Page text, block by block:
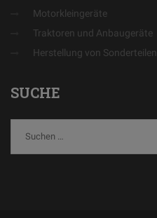
Motorkleingeräte
Traktoren und Anbaugeräte
Herstellung von Sonderteilen
SUCHE